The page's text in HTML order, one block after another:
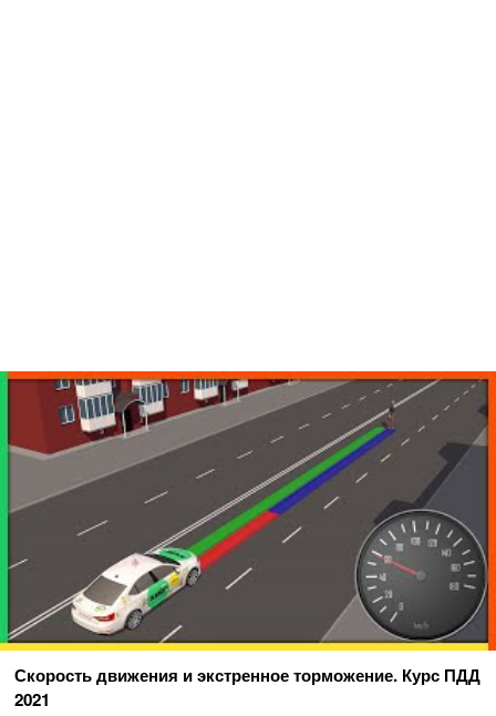
Скорость движения и экстренное торможение. Курс ПДД
2021